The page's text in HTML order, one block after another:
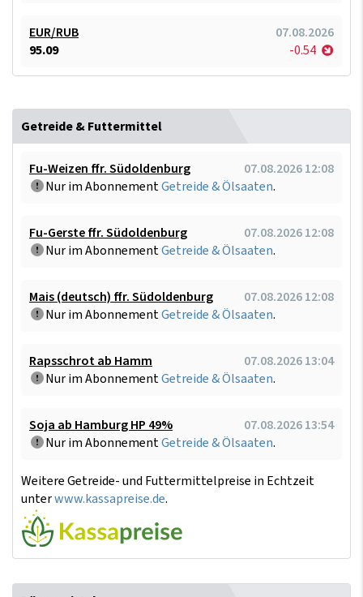
EUR/RUB
07.08.2026
95.09
-0.54
Getreide & Futtermittel
Fu-Weizen ffr. Südoldenburg
07.08.2026 12:08
Nur im AbonnementGetreide & Ölsaaten.
Fu-Gerste ffr. Südoldenburg
07.08.2026 12:08
Nur im AbonnementGetreide & Ölsaaten.
Mais (deutsch) ffr. Südoldenburg
07.08.2026 12:08
Nur im AbonnementGetreide & Ölsaaten.
Rapsschrot ab Hamm
07.08.2026 13:04
Nur im AbonnementGetreide & Ölsaaten.
Soja ab Hamburg HP 49%
07.08.2026 13:54
Nur im AbonnementGetreide & Ölsaaten.
Weitere Getreide- und Futtermittelpreise in Echtzeit
unterwww.kassapreise.de.